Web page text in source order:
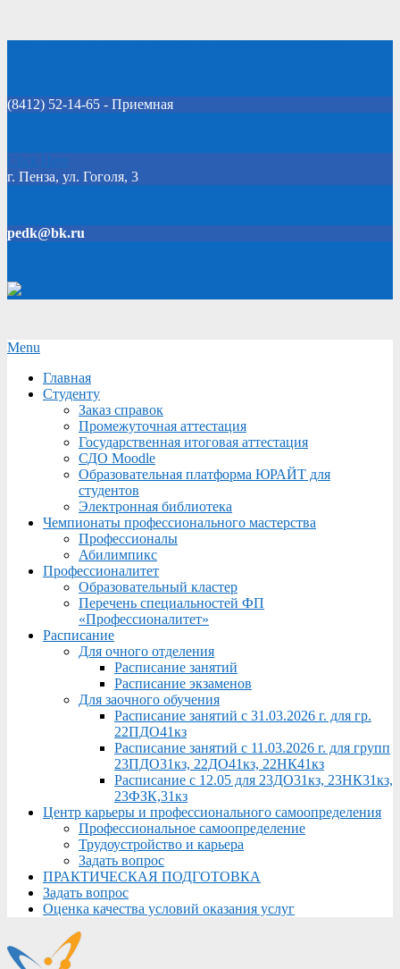
(8412) 52-14-65 - Приемная
Click Here
г. Пенза, ул. Гоголя, 3
pedk@bk.ru
Secondary
Menu
Menu
Главная
Студенту
Заказ справок
Промежуточная аттестация
Государственная итоговая аттестация
СДО Moodle
Образовательная платформа ЮРАЙТ для
студентов
Электронная библиотека
Чемпионаты профессионального мастерства
Профессионалы
Абилимпикс
Профессионалитет
Образовательный кластер
Перечень специальностей ФП
«Профессионалитет»
Расписание
Для очного отделения
Расписание занятий
Расписание экзаменов
Для заочного обучения
Расписание занятий с 31.03.2026 г. для гр.
22ПДО41кз
Расписание занятий с 11.03.2026 г. для групп
23ПДО31кз, 22ДО41кз, 22НК41кз
Расписание с 12.05 для 23ДО31кз, 23НК31кз,
23ФЗК,31кз
Центр карьеры и профессионального самоопределения
Профессиональное самоопределение
Трудоустройство и карьера
Задать вопрос
ПРАКТИЧЕСКАЯ ПОДГОТОВКА
Задать вопрос
Оценка качества условий оказания услуг